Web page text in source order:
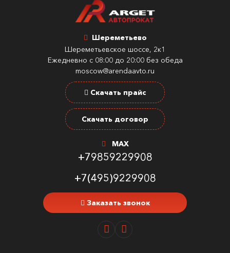
Шереметьево
Шереметьевское шоссе, 2к1
Ежедневно с 08:00 до 20:00 без обеда
moscow@arendaavto.ru
Скачать прайс
Скачать договор
MAX
+79859229908
+7(495)9229908
Заказать звонок